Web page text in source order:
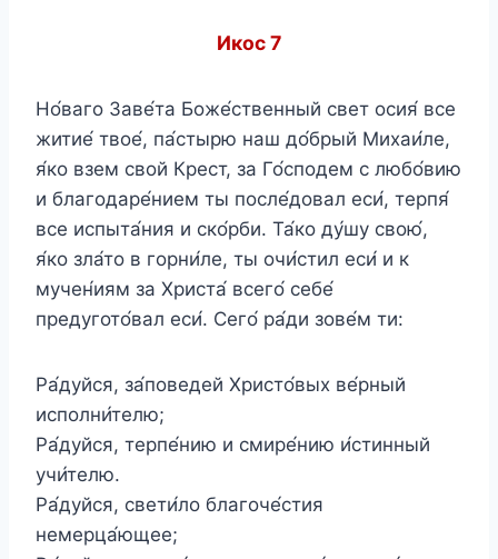
Икос 7
Но́ваго Заве́та Боже́ственный свет осия́ все
житие́ твое́, па́стырю наш до́брый Михаи́ле,
я́ко взем свой Крест, за Го́сподем с любо́вию
и благодаре́нием ты после́довал еси́, терпя́
все испыта́ния и ско́рби. Та́ко ду́шу свою́,
я́ко зла́то в горни́ле, ты очи́стил еси́ и к
мучен́иям за Христа́ всего́ себе́
предугото́вал еси́. Сего́ ра́ди зове́м ти:
Ра́дуйся, за́поведей Христо́вых ве́рный
исполни́телю;
Ра́дуйся, терпе́нию и смире́нию и́стинный
учи́телю.
Ра́дуйся, свети́ло благоче́стия
немерца́ющее;